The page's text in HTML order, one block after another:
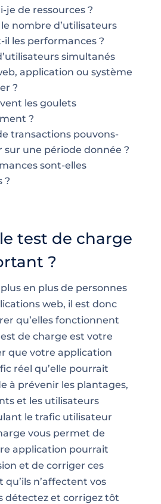
je de ressources ?
nombre d’utilisateurs
les performances ?
simultanés
application ou système
?
les goulets
?
transactions pouvons-
sur une période donnée ?
sont-elles
?
test de charge
?
en plus de personnes
web, il est donc
qu’elles fonctionnent
de charge est votre
que votre application
réel qu’elle pourrait
à prévenir les plantages,
et les utilisateurs
le trafic utilisateur
vous permet de
application pourrait
et de corriger ces
n’affectent vos
détectez et corrigez tôt